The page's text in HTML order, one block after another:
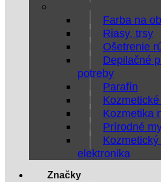
Farba na
Riasy, trsy
Ošetrenie
Depilačné
potreby
Parafín
Kozmetika
Prírodné
elektronika
Značky